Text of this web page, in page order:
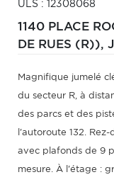
ULS : 12308068
1140 PLACE
DE RUES (R)),
Magnifique jumelé
du secteur R, à
des parcs et des
l'autoroute 132.
avec plafonds de 9
mesure. À l'étage :